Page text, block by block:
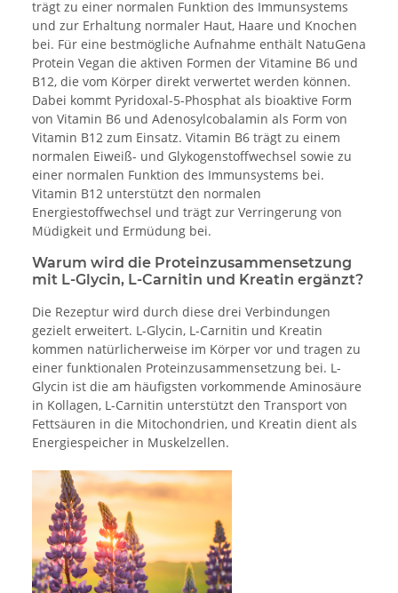
trägt zu einer normalen Funktion des Immunsystems
und zur Erhaltung normaler Haut, Haare und Knochen
bei. Für eine bestmögliche Aufnahme enthält NatuGena
Protein Vegan die aktiven Formen der Vitamine B6 und
B12, die vom Körper direkt verwertet werden können.
Dabei kommt Pyridoxal-5-Phosphat als bioaktive Form
von Vitamin B6 und Adenosylcobalamin als Form von
Vitamin B12 zum Einsatz. Vitamin B6 trägt zu einem
normalen Eiweiß- und Glykogenstoffwechsel sowie zu
einer normalen Funktion des Immunsystems bei.
Vitamin B12 unterstützt den normalen
Energiestoffwechsel und trägt zur Verringerung von
Müdigkeit und Ermüdung bei.
Warum wird die Proteinzusammensetzung
mit L-Glycin, L-Carnitin und Kreatin ergänzt?
Die Rezeptur wird durch diese drei Verbindungen
gezielt erweitert. L-Glycin, L-Carnitin und Kreatin
kommen natürlicherweise im Körper vor und tragen zu
einer funktionalen Proteinzusammensetzung bei. L-
Glycin ist die am häufigsten vorkommende Aminosäure
in Kollagen, L-Carnitin unterstützt den Transport von
Fettsäuren in die Mitochondrien, und Kreatin dient als
Energiespeicher in Muskelzellen.